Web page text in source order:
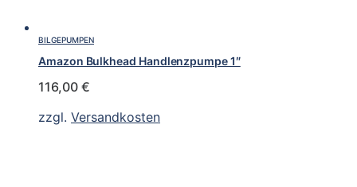
BILGEPUMPEN
Amazon Bulkhead Handlenzpumpe 1″
116,00 €
zzgl. Versandkosten